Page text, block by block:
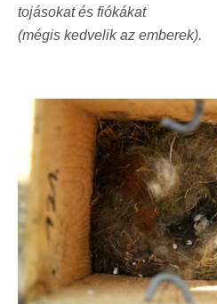
tojásokat és fiókákat
(mégis kedvelik az emberek).